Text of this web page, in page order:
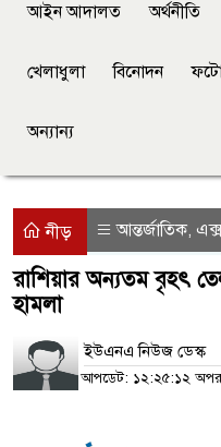
আইন আদালত অর্থনীতি
খেলাধুলা বিনোদন ফটো
অন্যান্য
নীড় আন্তর্জাতিক,
রাশিয়ার অন্যতম বৃহৎ
হামলা
ইউএনএ নিউজ ডেস্ক
আপডেট: ১২:২৫:১২